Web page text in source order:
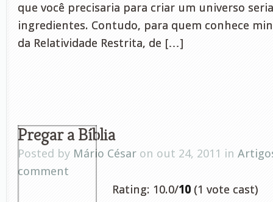
que você precisaria para criar um universo
ingredientes. Contudo, para quem conhece
da Relatividade Restrita, de […]
Pregar a Bíblia
Posted by Mário César on out 24, 2011 in
comment
Rating: 10.0/10 (1 vote cast)